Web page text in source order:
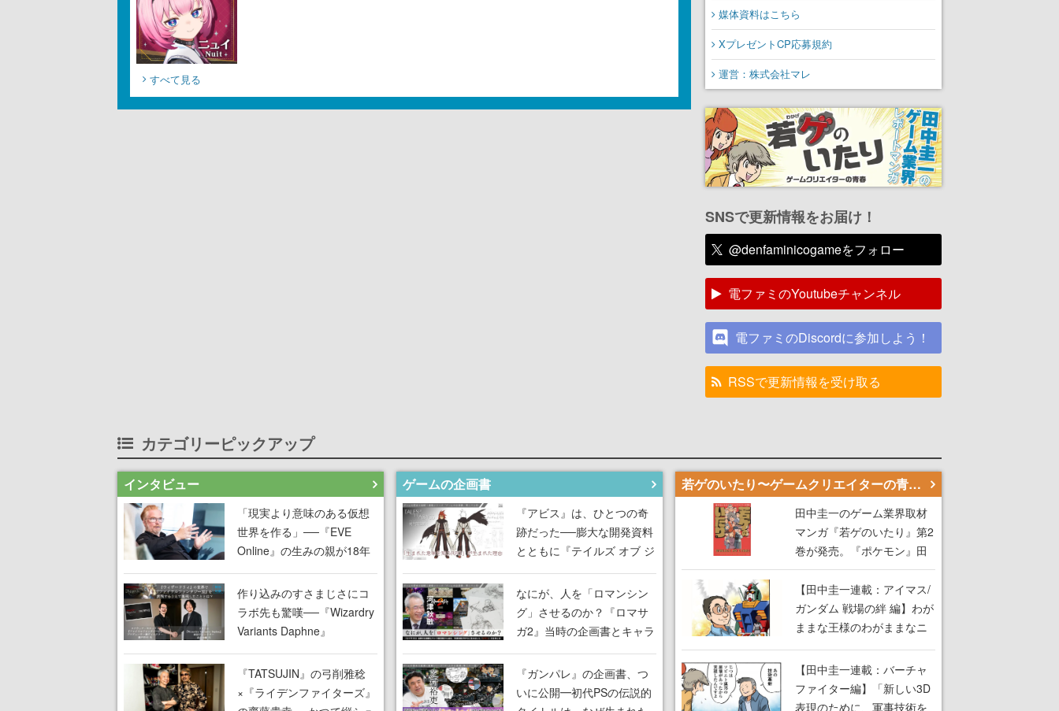
すべて見る
媒体資料はこちら
XプレゼントCP応募規約
運営：株式会社マレ
SNSで更新情報をお届け！
@denfaminicogameをフォロー
電ファミのYoutubeチャンネル
電ファミのDiscordに参加しよう！
RSSで更新情報を受け取る
カテゴリーピックアップ
インタビュー
「現実より意味のある仮想
世界を作る」──『EVE
Online』の生みの親が18年
掲げ続ける”クレイジーな宣
言”は、比喩ではなく本気だ
った
作り込みのすさまじさにコ
ラボ先も驚嘆──『Wizardry
Variants Daphne』
×『FFXI』コラボが期間限
定なのにジョブもキャラも
武器も戦闘システムもワン
オフで作り込まれた理由を
『TATSUJIN』の弓削雅稔
×『ライデンファイターズ』
ゲームの企画書
『アビス』は、ひとつの奇
跡だった──膨大な開発資料
とともに『テイルズ オブ ジ
アビス』開発陣に聞く、
「生まれた意味を知る
RPG」が生まれた理由【ゲ
ームの企画書】
なにが、人を「ロマンシン
グ」させるのか？『ロマサ
ガ2』当時の企画書とキャラ
設定画から迫る、河津秋敏
がRPGに生み出した「ロマ
ン」の正体とは【ゲームの
企画書】
『ガンパレ』の企画書、つ
いに公開━初代PSの伝説的
若ゲのいたり〜ゲームクリエイターの青春〜
田中圭一のゲーム業界取材
マンガ『若ゲのいたり』第2
巻が発売。『ポケモン』田
尻智さん、『ゼビウス』遠
藤雅伸さんらの貴重なエピ
ソードを収録
【田中圭一連載：アイマス/
ガンダム 戦場の絆 編】わが
ままな王様のわがままなニ
ーズを満たす！──小山順一
朗が貫く姿勢に、ゲームク
リエイターとしての矜持を
見た【若ゲのいたり最終
【田中圭一連載：バーチャ
ファイター編】「新しい3D
表現のために、軍事技術を